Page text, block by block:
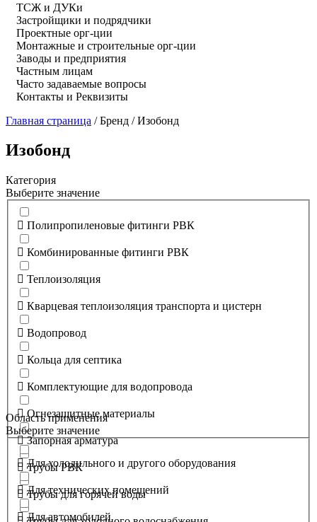
ТСЖ и ДУКи
Застройщики и подрядчики
Проектные орг-ции
Монтажные и строительные орг-ции
Заводы и предприятия
Частным лицам
Часто задаваемые вопросы
Контакты и Реквизиты
Главная страница /Бренд /Изобонд
Изобонд
Категория
Выберите значение
Полипропиленовые фитинги РВК
Комбинированные фитинги РВК
Теплоизоляция
Кварцевая теплоизоляция транспорта и цистерн
Водопровод
Кольца для септика
Комплектующие для водопровода
Огнезащитные материалы
Запорная арматура
Трубы РВК
Трубы для горячей воды
Область применения
Выберите значение
Для холодильного и другого оборудования
Для технических помещений
Для автомобилей